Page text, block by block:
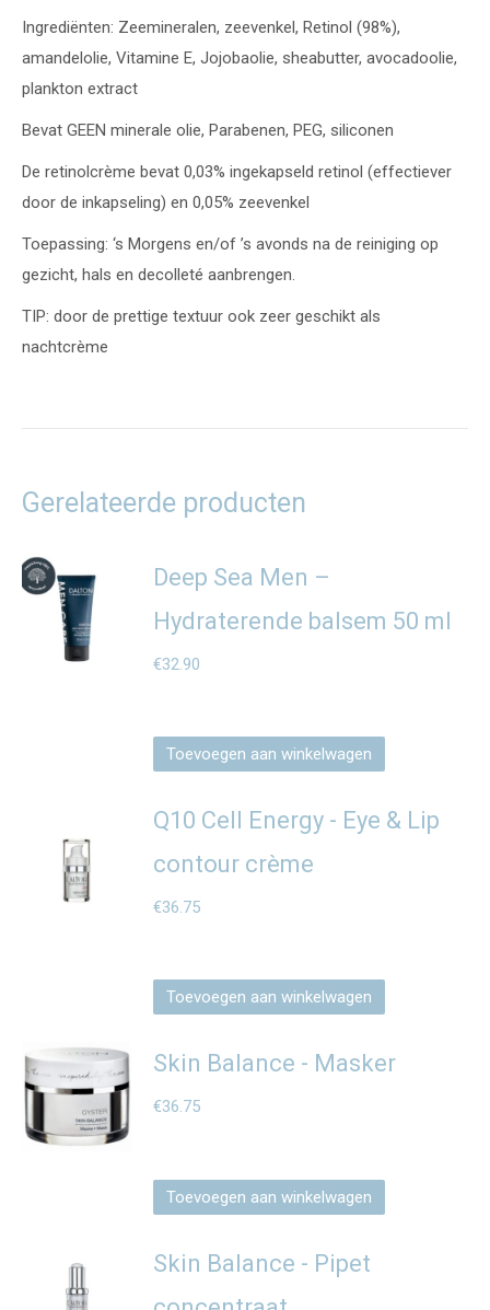
Ingrediënten: Zeemineralen, zeevenkel, Retinol (98%),
amandelolie, Vitamine E, Jojobaolie, sheabutter, avocadoolie,
plankton extract
Bevat GEEN minerale olie, Parabenen, PEG, siliconen
De retinolcrème bevat 0,03% ingekapseld retinol (effectiever
door de inkapseling) en 0,05% zeevenkel
Toepassing: ‘s Morgens en/of ’s avonds na de reiniging op
gezicht, hals en decolleté aanbrengen.
TIP: door de prettige textuur ook zeer geschikt als
nachtcrème
Gerelateerde producten
Deep Sea Men –
Hydraterende balsem 50 ml
€32.90
Toevoegen aan winkelwagen
Q10 Cell Energy - Eye & Lip
contour crème
€36.75
Toevoegen aan winkelwagen
Skin Balance - Masker
€36.75
Toevoegen aan winkelwagen
Skin Balance - Pipet